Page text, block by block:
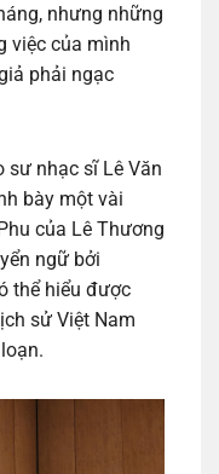
nhưng những
việc của mình
phải ngạc
sư nhạc sĩ Lê Văn
bày một vài
của Lê Thương
ngữ bởi
thể hiểu được
sử Việt Nam